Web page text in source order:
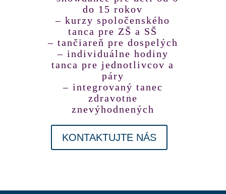
do 15 rokov
– kurzy spoločenského
tanca pre ZŠ a SŠ
– tančiareň pre dospelých
– individuálne hodiny
tanca pre jednotlivcov a
páry
– integrovaný tanec
zdravotne
znevýhodnených
KONTAKTUJTE NÁS